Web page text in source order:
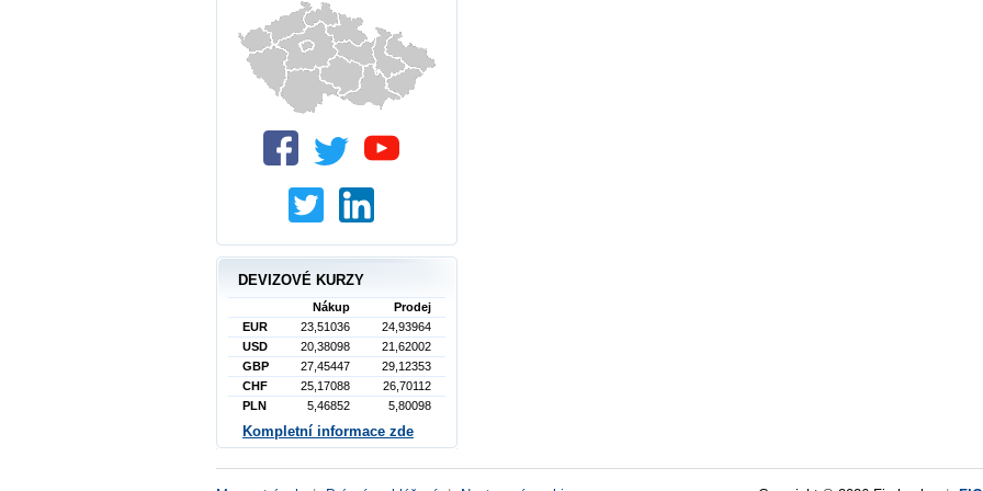
DEVIZOVÉ KURZY
Nákup
Prodej
EUR
23,51036
24,93964
USD
20,38098
21,62002
GBP
27,45447
29,12353
CHF
25,17088
26,70112
PLN
5,46852 5,80098
Kompletní informace zde